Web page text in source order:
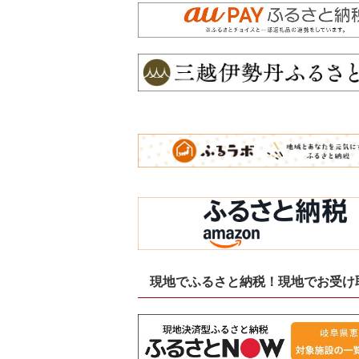
現地でふるさと納税！現地でお受け